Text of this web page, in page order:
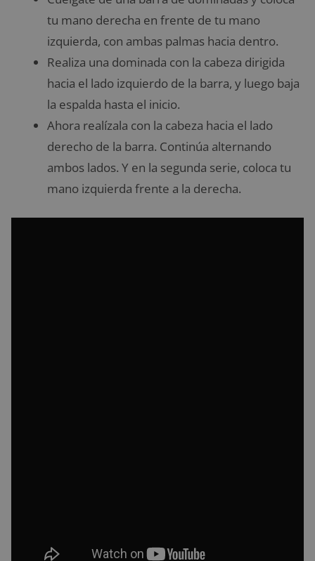
tu mano derecha en frente de tu mano
izquierda, con ambas palmas hacia dentro.
Realiza una dominada con la cabeza dirigida
hacia el lado izquierdo de la barra, y luego baja
la espalda hasta el inicio.
Ahora realízala con la cabeza hacia el lado
derecho de la barra. Continúa alternando
ambos lados. Y en la segunda serie, coloca tu
mano izquierda frente a la derecha.